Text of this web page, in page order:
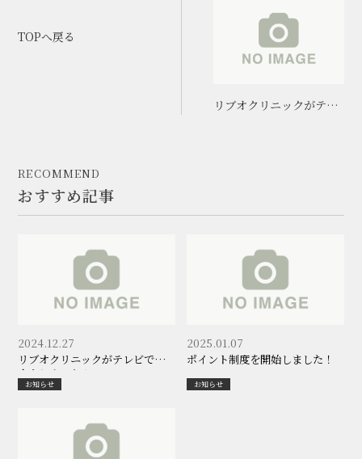
TOPへ戻る
リブオクリニックがテレ
RECOMMEND
おすすめ記事
リブオクリニックがテレビで紹
介されました！
2024.12.27
お知らせ
ポイント制度を開始しました！
2025.01.07
お知らせ